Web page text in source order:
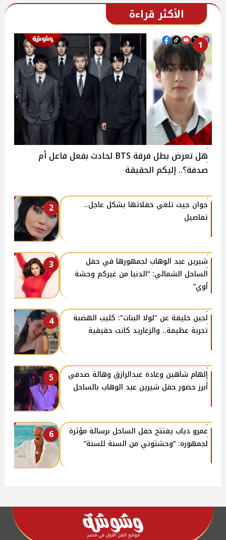
الأكثر قراءة
1
هل تعرض بطل فرقة BTS لحادث بفعل فاعل أم
صدفة؟.. إليكم الحقيقة
2
جوان جيت تلغي حفلاتها بشكل عاجل..
تفاصيل
3
شيرين عبد الوهاب لجمهورها في حفل
الساحل الشمالي: “الدنيا من غيركم وحشة
أوي”
4
لجين خليفة عن "لولا البنات": كليب الهضبة
تجربة عظيمة.. والزغاريد كانت حقيقية
5
إلهام شاهين وغادة عبدالرازق وهالة صدقي
أبرز حضور حفل شيرين عبد الوهاب بالساحل
6
عمرو دياب يفتتح حفل الساحل برسالة مؤثرة
لجمهوره: “وحشتوني من السنة للسنة”